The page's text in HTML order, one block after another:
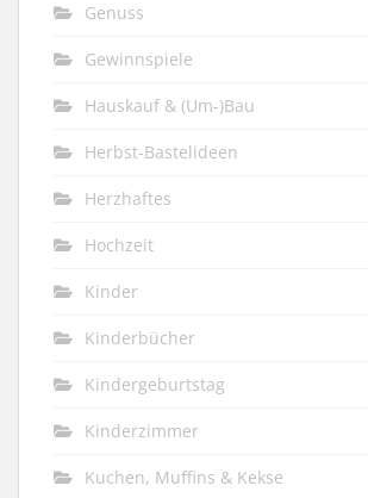
Genuss
Gewinnspiele
Hauskauf & (Um-)Bau
Herbst-Bastelideen
Herzhaftes
Hochzeit
Kinder
Kinderbücher
Kindergeburtstag
Kinderzimmer
Kuchen, Muffins & Kekse